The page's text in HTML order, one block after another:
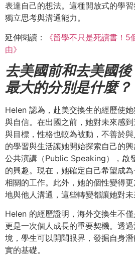
表達自己的想法。這種開放式的學
獨立思考與溝通能力。
延伸閱讀：
《留學不只是死讀書！
由》
去美國前和去美國
最大的分別是什麼？
Helen 認為，赴美交換生的經歷使
與自信。在出國之前，她對未來感
與目標，性格也較為被動，不善於
的學習與生活讓她開始探索自己的
公共演講（Public Speaking），啟
的興趣。現在，她確定自己希望成
相關的工作。此外，她的個性變得
地與他人溝通，這些轉變都讓她對未
Helen 的經歷證明，海外交換生不僅
更是一次個人成長的重要契機。透
境，學生可以開闊眼界，發掘自身
實的基礎。